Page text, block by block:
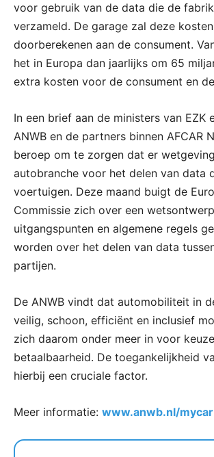
voor gebruik van de data die de
verzameld. De garage zal deze
doorberekenen aan de consument.
het in Europa dan jaarlijks om 65
extra kosten voor de consument en
In een brief aan de ministers van EZK
ANWB en de partners binnen AFCAR
beroep om te zorgen dat er
autobranche voor het delen van data
voertuigen. Deze maand buigt de
Commissie zich over een
uitgangspunten en algemene regels
worden over het delen van data
partijen.
De ANWB vindt dat automobiliteit in
veilig, schoon, efficiënt en inclusief
zich daarom onder meer in voor
betaalbaarheid. De toegankelijkheid
hierbij een cruciale factor.
Meer informatie: www.anwb.nl/